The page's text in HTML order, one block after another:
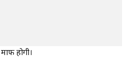
होगी।